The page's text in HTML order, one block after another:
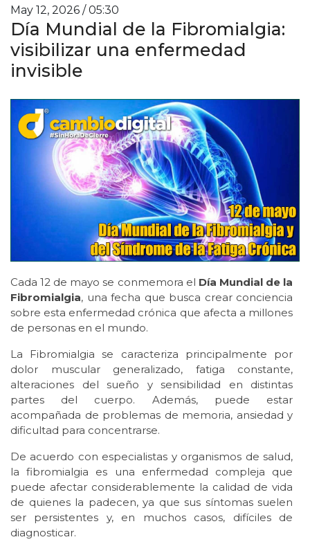
May 12, 2026 / 05:30
Día Mundial de la Fibromialgia:
visibilizar una enfermedad
invisible
Cada 12 de mayo se conmemora el Día Mundial de la
Fibromialgia, una fecha que busca crear conciencia
sobre esta enfermedad crónica que afecta a millones
de personas en el mundo.
La Fibromialgia se caracteriza principalmente por
dolor muscular generalizado, fatiga constante,
alteraciones del sueño y sensibilidad en distintas
partes del cuerpo. Además, puede estar
acompañada de problemas de memoria, ansiedad y
dificultad para concentrarse.
De acuerdo con especialistas y organismos de salud,
la fibromialgia es una enfermedad compleja que
puede afectar considerablemente la calidad de vida
de quienes la padecen, ya que sus síntomas suelen
ser persistentes y, en muchos casos, difíciles de
diagnosticar.